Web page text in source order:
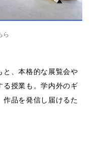
ら
と、本格的な展覧会や
る授業も。学内外のギ
作品を発信し届けるた